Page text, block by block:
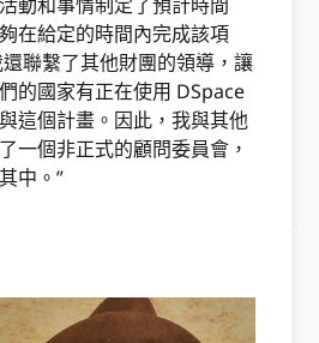
在給定的時間內完成該項
聯繫了其他財團的領導，讓
的國家有正在使用 DSpace
這個計畫。因此，我與其他
一個非正式的顧問委員會，
中。”